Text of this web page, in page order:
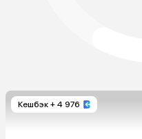
Кешбэк + 4 976